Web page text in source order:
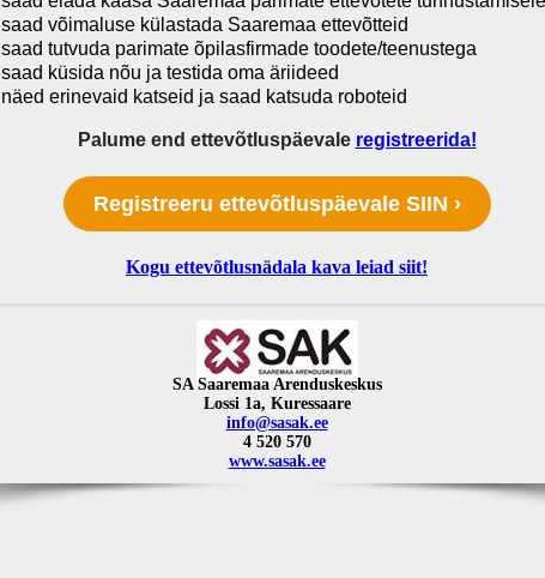
saad võimaluse külastada Saaremaa ettevõtteid
saad tutvuda parimate õpilasfirmade toodete/teenustega
saad küsida nõu ja testida oma äriideed
näed erinevaid katseid ja saad katsuda roboteid
Palume end ettevõtluspäevale registreerida!
Registreeru ettevõtluspäevale SIIN ›
Kogu ettevõtlusnädala kava leiad siit!
SA Saaremaa Arenduskeskus
Lossi 1a, Kuressaare
info@sasak.ee
4 520 570
www.sasak.ee